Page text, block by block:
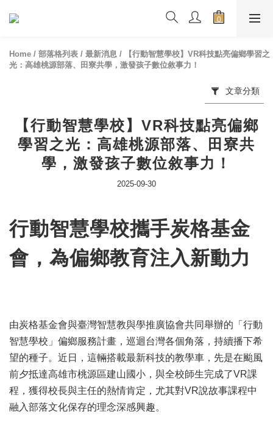
Home / 部落格列表 / 最新消息 /
【行動智慧學校】VR科技點亮偏鄉學習之
光：高雄桃源部落、田寮共學，激發孩子數位敘事力！
文章分類
【行動智慧學校】VR科技點亮偏鄉
學習之光：高雄桃源部落、田寮共
學，激發孩子數位敘事力！
2025-09-30
行動智慧學校攜手炭格基金
會，為偏鄉教育注入新動力
由炭格基金會與臺灣智慧教與學推廣協會共同舉辦的「行動
智慧學校」偏鄉服務計畫，巡迴台灣各個角落，持續播下希
望的種子。近日，這輛搭載最新科技的教學車，先是在颱風
前夕抵達高雄市桃源區建山國小，與全校師生完成了VR課
程，獲得校長與主任的熱情肯定，尤其對VR說故事課程中
融入部落文化保存的理念深感興趣。